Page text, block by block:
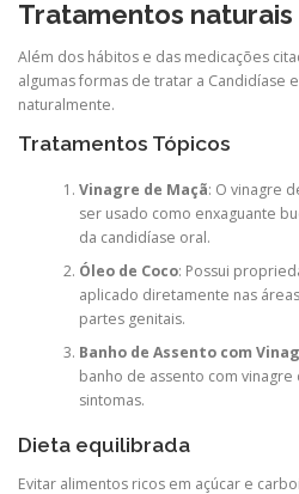
Tratamentos
Além dos hábitos e das medicações
algumas formas de tratar a Candidíase
naturalmente.
Tratamentos Tópicos
Vinagre de Maçã: O vinagre
ser usado como enxaguante
da candidíase oral.
Óleo de Coco: Possui
aplicado diretamente nas
partes genitais.
Banho de Assento com
banho de assento com
sintomas.
Dieta equilibrada
Evitar alimentos ricos em açúcar e